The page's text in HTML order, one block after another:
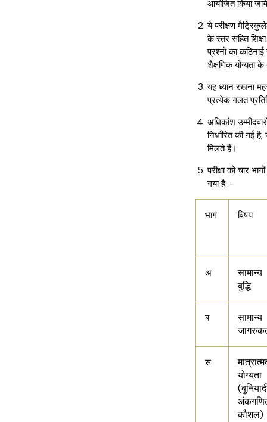
आयोजित किया
ये परीक्षण
के स्तर सहित
प्रश्नों का
शैक्षणिक योग्यता
यह ध्यान रखना
प्रत्येक गलत
अधिकांश
निर्धारित की गई
मिलते हैं।
परीक्षा को चार
गया है: -
भाग विषय
अ
सामान्य
बुद्धि
ब
सामान्य
स
योग्यता
कौशल)